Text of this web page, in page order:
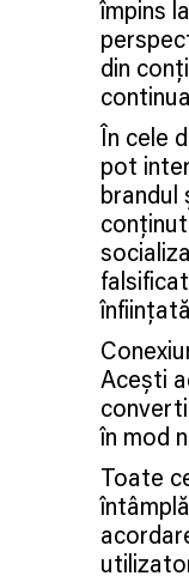
împins
din
În cele
pot
brandul
Acești
în mod
Toate